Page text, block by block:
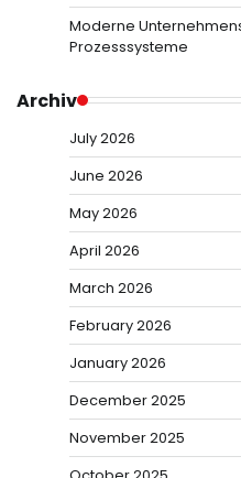
Moderne
Prozesssysteme
Archiv
July 2026
June 2026
May 2026
April 2026
March 2026
February 2026
January 2026
December 2025
November 2025